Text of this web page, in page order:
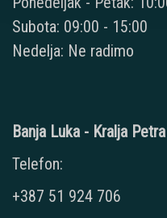
Subota: 09:00 - 15:00
Nedelja: Ne radimo
Banja Luka - Kralja
Telefon:
+387 51 924 706